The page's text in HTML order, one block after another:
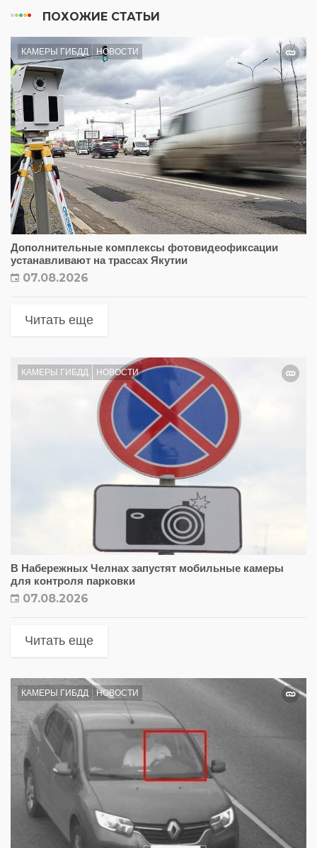
ПОХОЖИЕ СТАТЬИ
КАМЕРЫ ГИБДД НОВОСТИ
Дополнительные комплексы фотовидеофиксации
устанавливают на трассах Якутии
07.08.2026
Читать еще
КАМЕРЫ ГИБДД НОВОСТИ
В Набережных Челнах запустят мобильные камеры
для контроля парковки
07.08.2026
Читать еще
КАМЕРЫ ГИБДД НОВОСТИ